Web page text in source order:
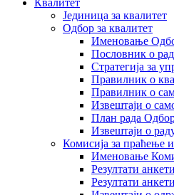
Квалитет
Јединица за квалитет
Одбор за квалитет
Именовање
Пословник о
Стратегија за
Правилник о
Правилник о
Извештаји о
План рада
Извештаји о
Комисија за праћење
Именовање
Резултати
Резултати